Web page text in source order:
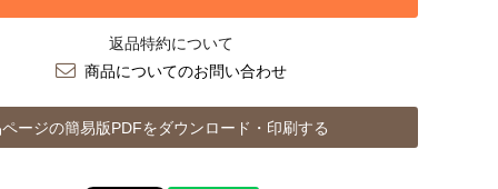
返品特約について
商品についてのお問い合わせ
ージの簡易版PDFをダウンロード・印刷する